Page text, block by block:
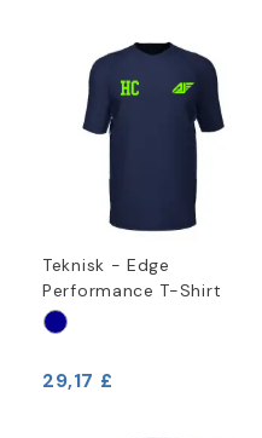
Teknisk - Edge
Performance T-Shirt
29,17 £